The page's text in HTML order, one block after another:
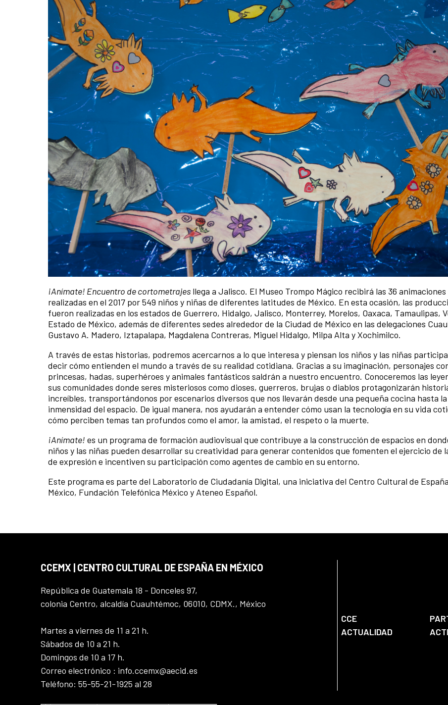
¡Anímate! Encuentro de cortometrajes llega a Jalisco. El Museo Trompo Mágico recibirá las 36 animaciones
realizadas en el 2017 por 549 niños y niñas de diferentes latitudes de México. En esta ocasión, las
fueron realizadas en los estados de Guerrero, Hidalgo, Jalisco, Monterrey, Morelos, Oaxaca, Tamaulipas,
Estado de México, además de diferentes sedes alrededor de la Ciudad de México en las delegaciones
Gustavo A. Madero, Iztapalapa, Magdalena Contreras, Miguel Hidalgo, Milpa Alta y Xochimilco.
A través de estas historias, podremos acercarnos a lo que interesa y piensan los niños y las niñas
decir cómo entienden el mundo a través de su realidad cotidiana. Gracias a su imaginación, personajes
princesas, hadas, superhéroes y animales fantásticos saldrán a nuestro encuentro. Conoceremos las
sus comunidades donde seres misteriosos como dioses, guerreros, brujas o diablos protagonizarán
increíbles, transportándonos por escenarios diversos que nos llevarán desde una pequeña cocina hasta la
inmensidad del espacio. De igual manera, nos ayudarán a entender cómo usan la tecnología en su vida
cómo perciben temas tan profundos como el amor, la amistad, el respeto o la muerte.
¡Anímate! es un programa de formación audiovisual que contribuye a la construcción de espacios en
niños y las niñas pueden desarrollar su creatividad para generar contenidos que fomenten el ejercicio de
de expresión e incentiven su participación como agentes de cambio en su entorno.
Este programa es parte del Laboratorio de Ciudadanía Digital, una iniciativa del Centro Cultural de
México, Fundación Telefónica México y Ateneo Español.
CCEMX | CENTRO CULTURAL DE ESPAÑA EN MÉXICO
República de Guatemala 18 - Donceles 97,
colonia Centro, alcaldía Cuauhtémoc, 06010, CDMX., México
Martes a viernes de 11 a 21 h.
Sábados de 10 a 21 h.
Domingos de 10 a 17 h.
Correo electrónico : info.ccemx@aecid.es
Teléfono: 55-55-21-1925 al 28
CCE
ACTUALIDAD